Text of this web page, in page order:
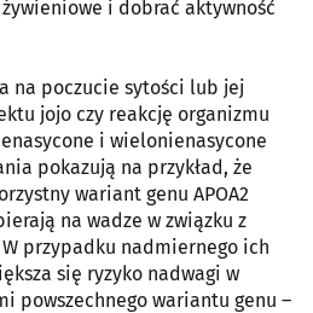
i dobrać aktywność
na poczucie sytości lub jej
jojo czy reakcję organizmu
i wielonienasycone
pokazują na przykład, że
wariant genu APOA2
na wadze w związku z
przypadku nadmiernego ich
się ryzyko nadwagi w
powszechnego wariantu genu –